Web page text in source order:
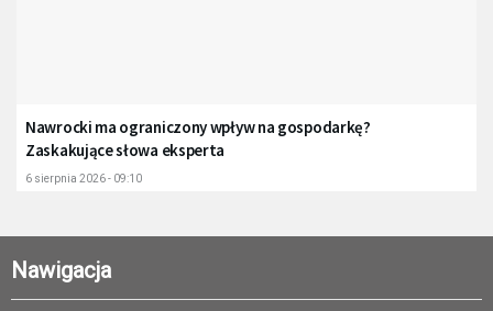
Nawrocki ma ograniczony wpływ na gospodarkę?
Zaskakujące słowa eksperta
6 sierpnia 2026 - 09:10
Nawigacja